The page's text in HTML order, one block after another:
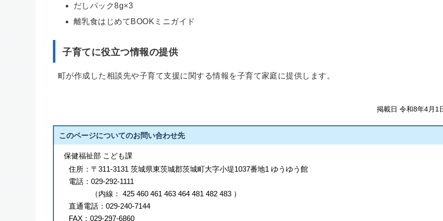
だしパック8g×3
離乳食はじめてBOOKミニガイド
子育てに役立つ情報の提供
町が作成した相談先や子育て支援に関する情報を子育て家庭に提供します。
掲載日 令和8年4月1
このページについてのお問い合わせ先
保健福祉部 こども課
住所： 〒311-3131 茨城県東茨城郡茨城町大字小堤1037番地1 ゆうゆう館
電話： 029-292-1111
（内線 ： 425 460 461 463 464 481 482 483 ）
直通電話： 029-240-7144
FAX： 029-297-6860